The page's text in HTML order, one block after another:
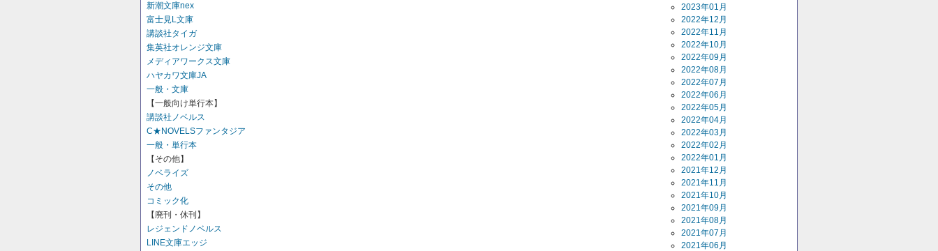
新潮文庫nex
富士見L文庫
講談社タイガ
集英社オレンジ文庫
メディアワークス文庫
ハヤカワ文庫JA
一般・文庫
【一般向け単行本】
講談社ノベルス
C★NOVELSファンタジア
一般・単行本
【その他】
ノベライズ
その他
コミック化
【廃刊・休刊】
レジェンドノベルス
LINE文庫エッジ
2023年01月
2022年12月
2022年11月
2022年10月
2022年09月
2022年08月
2022年07月
2022年06月
2022年05月
2022年04月
2022年03月
2022年02月
2022年01月
2021年12月
2021年11月
2021年10月
2021年09月
2021年08月
2021年07月
2021年06月